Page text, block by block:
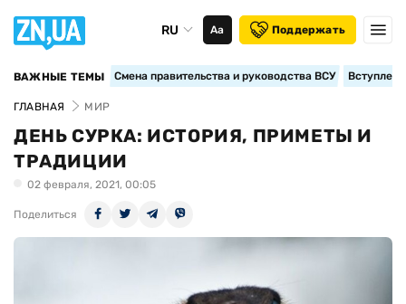
RU Аа Поддержать
ВАЖНЫЕ ТЕМЫ Смена правительства и руководства ВСУ
ГЛАВНАЯ МИР
ДЕНЬ СУРКА: ИСТОРИЯ, ПРИМЕТЫ И
ТРАДИЦИИ
02 февраля, 2021, 00:05
Поделиться